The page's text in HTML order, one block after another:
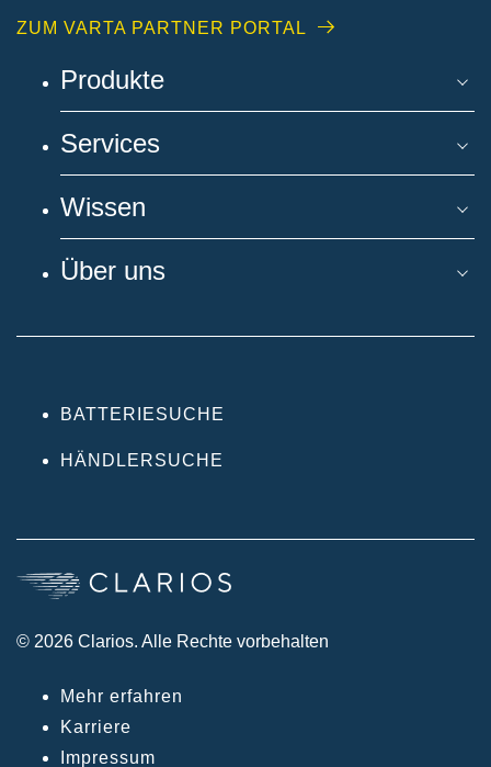
ZUM VARTA PARTNER PORTAL
Produkte
Services
Wissen
Über uns
BATTERIESUCHE
HÄNDLERSUCHE
© 2026 Clarios. Alle Rechte vorbehalten
Mehr erfahren
Karriere
Impressum